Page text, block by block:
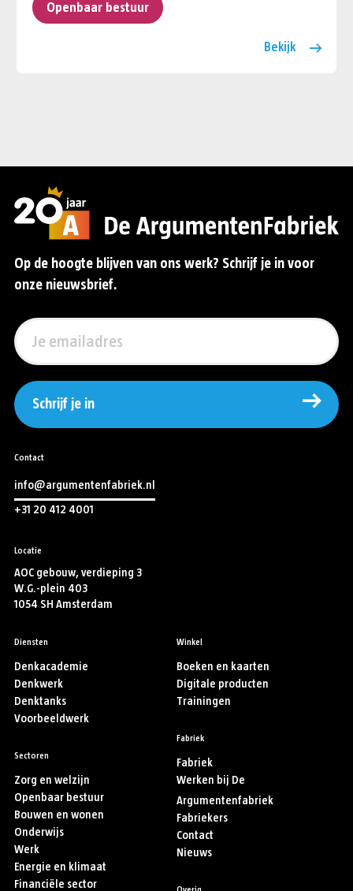
Openbaar bestuur
Bekijk
Op de hoogte blijven van ons werk? Schrijf je in voor
onze nieuwsbrief.
Schrijf je in
Contact
info@argumentenfabriek.nl
+31 20 412 4001
Locatie
AOC gebouw, verdieping 3
W.G.-plein 403
1054 SH Amsterdam
Diensten
Denkacademie
Denkwerk
Denktanks
Voorbeeldwerk
Sectoren
Zorg en welzijn
Openbaar bestuur
Bouwen en wonen
Onderwijs
Werk
Energie en klimaat
Financiële sector
Winkel
Boeken en kaarten
Digitale producten
Trainingen
Fabriek
Fabriek
Werken bij De
Argumentenfabriek
Fabriekers
Contact
Nieuws